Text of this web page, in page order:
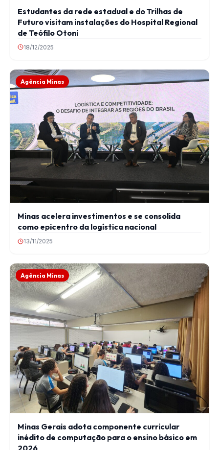
Estudantes da rede estadual e do Trilhas de
Futuro visitam instalações do Hospital Regional
de Teófilo Otoni
18/12/2025
Agência Minas
Minas acelera investimentos e se consolida
como epicentro da logística nacional
13/11/2025
Agência Minas
Minas Gerais adota componente curricular
inédito de computação para o ensino básico em